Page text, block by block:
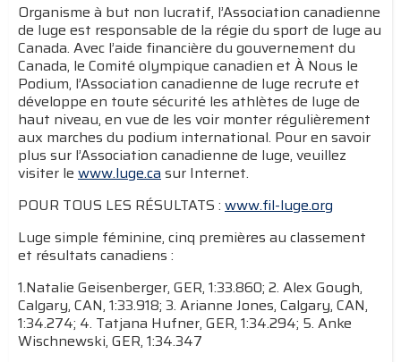
Organisme à but non lucratif, l’Association canadienne
de luge est responsable de la régie du sport de luge au
Canada. Avec l’aide financière du gouvernement du
Canada, le Comité olympique canadien et À Nous le
Podium, l’Association canadienne de luge recrute et
développe en toute sécurité les athlètes de luge de
haut niveau, en vue de les voir monter régulièrement
aux marches du podium international. Pour en savoir
plus sur l’Association canadienne de luge, veuillez
visiter le www.luge.casur Internet.
POUR TOUS LES RÉSULTATS : www.fil-luge.org
Luge simple féminine, cinq premières au classement
et résultats canadiens :
1.Natalie Geisenberger, GER, 1:33.860; 2. Alex Gough,
Calgary, CAN, 1:33.918; 3. Arianne Jones, Calgary, CAN,
1:34.274; 4. Tatjana Hufner, GER, 1:34.294; 5. Anke
Wischnewski, GER, 1:34.347